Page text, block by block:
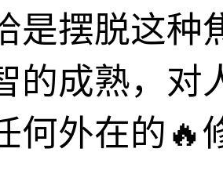
是摆脱这种
的成熟，对
何外在的🔥